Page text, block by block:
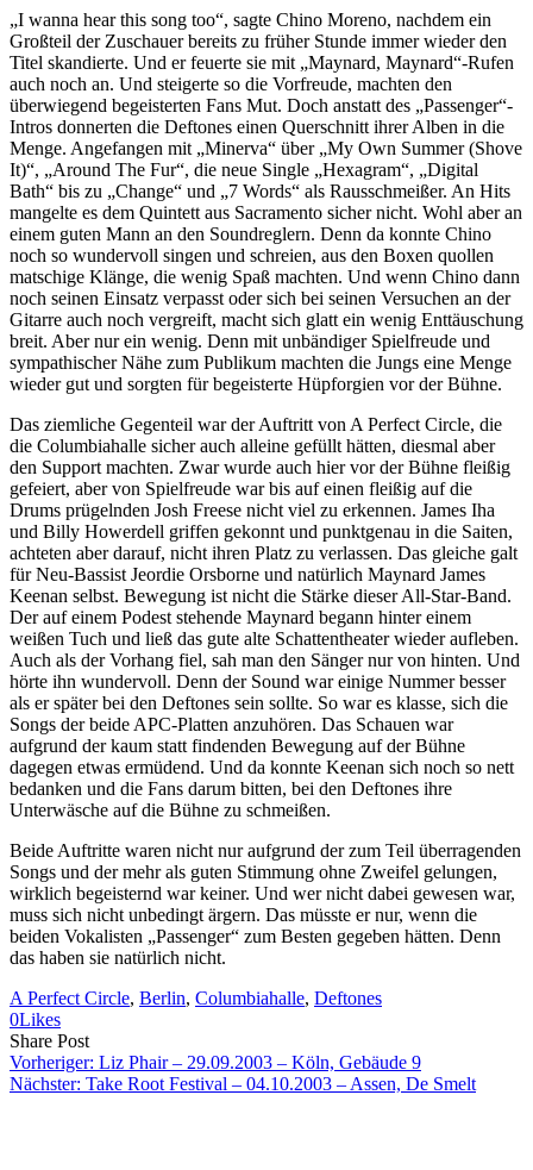
„I wanna hear this song too“, sagte Chino Moreno, nachdem ein
Großteil der Zuschauer bereits zu früher Stunde immer wieder den
Titel skandierte. Und er feuerte sie mit „Maynard, Maynard“-Rufen
auch noch an. Und steigerte so die Vorfreude, machten den
überwiegend begeisterten Fans Mut. Doch anstatt des „Passenger“-
Intros donnerten die Deftones einen Querschnitt ihrer Alben in die
Menge. Angefangen mit „Minerva“ über „My Own Summer (Shove
It)“, „Around The Fur“, die neue Single „Hexagram“, „Digital
Bath“ bis zu „Change“ und „7 Words“ als Rausschmeißer. An Hits
mangelte es dem Quintett aus Sacramento sicher nicht. Wohl aber an
einem guten Mann an den Soundreglern. Denn da konnte Chino
noch so wundervoll singen und schreien, aus den Boxen quollen
matschige Klänge, die wenig Spaß machten. Und wenn Chino dann
noch seinen Einsatz verpasst oder sich bei seinen Versuchen an der
Gitarre auch noch vergreift, macht sich glatt ein wenig Enttäuschung
breit. Aber nur ein wenig. Denn mit unbändiger Spielfreude und
sympathischer Nähe zum Publikum machten die Jungs eine Menge
wieder gut und sorgten für begeisterte Hüpforgien vor der Bühne.
Das ziemliche Gegenteil war der Auftritt von A Perfect Circle, die
die Columbiahalle sicher auch alleine gefüllt hätten, diesmal aber
den Support machten. Zwar wurde auch hier vor der Bühne fleißig
gefeiert, aber von Spielfreude war bis auf einen fleißig auf die
Drums prügelnden Josh Freese nicht viel zu erkennen. James Iha
und Billy Howerdell griffen gekonnt und punktgenau in die Saiten,
achteten aber darauf, nicht ihren Platz zu verlassen. Das gleiche galt
für Neu-Bassist Jeordie Orsborne und natürlich Maynard James
Keenan selbst. Bewegung ist nicht die Stärke dieser All-Star-Band.
Der auf einem Podest stehende Maynard begann hinter einem
weißen Tuch und ließ das gute alte Schattentheater wieder aufleben.
Auch als der Vorhang fiel, sah man den Sänger nur von hinten. Und
hörte ihn wundervoll. Denn der Sound war einige Nummer besser
als er später bei den Deftones sein sollte. So war es klasse, sich die
Songs der beide APC-Platten anzuhören. Das Schauen war
aufgrund der kaum statt findenden Bewegung auf der Bühne
dagegen etwas ermüdend. Und da konnte Keenan sich noch so nett
bedanken und die Fans darum bitten, bei den Deftones ihre
Unterwäsche auf die Bühne zu schmeißen.
Beide Auftritte waren nicht nur aufgrund der zum Teil überragenden
Songs und der mehr als guten Stimmung ohne Zweifel gelungen,
wirklich begeisternd war keiner. Und wer nicht dabei gewesen war,
muss sich nicht unbedingt ärgern. Das müsste er nur, wenn die
beiden Vokalisten „Passenger“ zum Besten gegeben hätten. Denn
das haben sie natürlich nicht.
A Perfect Circle, Berlin, Columbiahalle, Deftones
0Likes
Share PostShare
on
Facebook
Copy
URL
to
Send
Link
via
Vorheriger: Liz Phair – 29.09.2003 – Köln, Gebäude 9
Nächster: Take Root Festival – 04.10.2003 – Assen, De Smelt